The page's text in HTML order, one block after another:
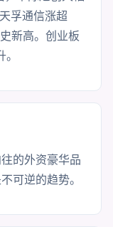
孚通信涨超
新高。创业板
的外资豪华品
可逆的趋势。